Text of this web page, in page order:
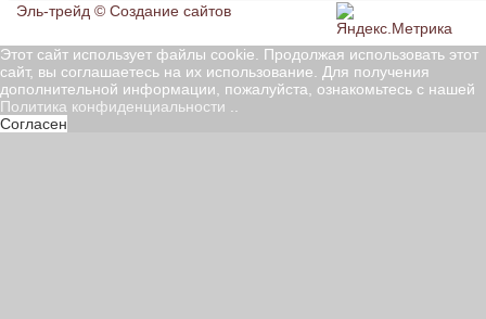
Эль-трейд © Создание сайтов
Этот сайт использует файлы cookie. Продолжая использовать этот
сайт, вы соглашаетесь на их использование. Для получения
дополнительной информации, пожалуйста, ознакомьтесь с нашей
Политика конфиденциальности
Согласен